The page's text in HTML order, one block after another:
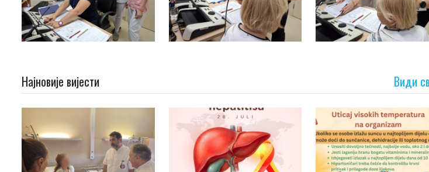
Најновије вијести Види